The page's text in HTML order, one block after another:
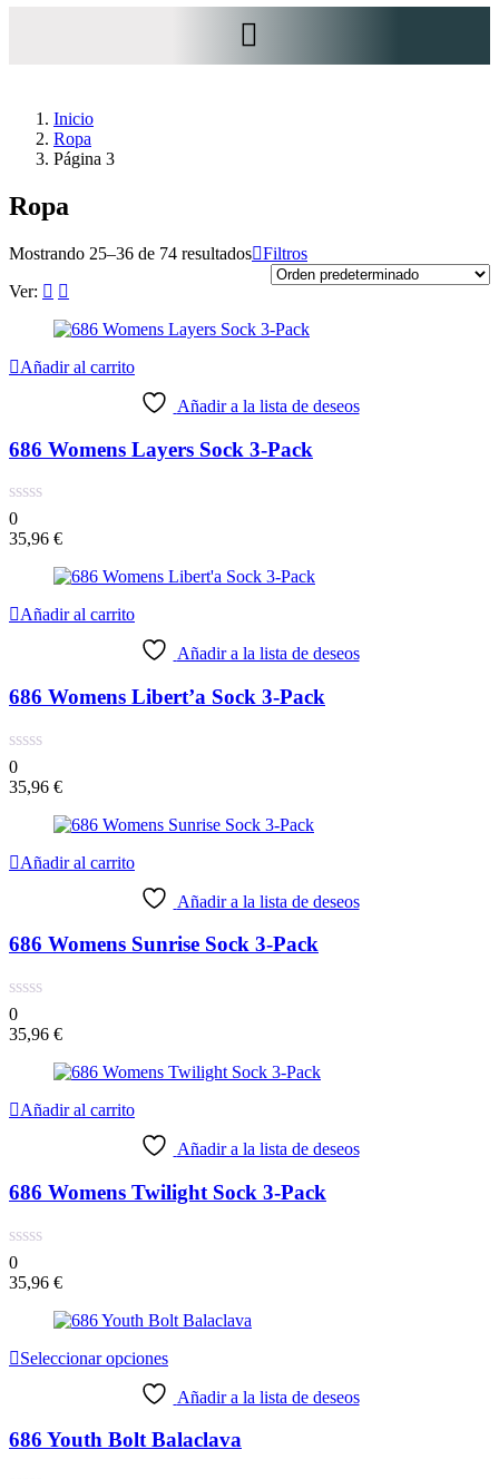
Inicio
Ropa
Página 3
Ropa
Mostrando 25–36 de 74 resultados Filtros
Ver:
Añadir al carrito
Añadir a la lista de deseos
686 Womens Layers Sock 3-Pack
0
35,96 €
Añadir al carrito
Añadir a la lista de deseos
686 Womens Libert’a Sock 3-Pack
0
35,96 €
Añadir al carrito
Añadir a la lista de deseos
686 Womens Sunrise Sock 3-Pack
0
35,96 €
Añadir al carrito
Añadir a la lista de deseos
686 Womens Twilight Sock 3-Pack
0
35,96 €
Seleccionar opciones
Añadir a la lista de deseos
686 Youth Bolt Balaclava